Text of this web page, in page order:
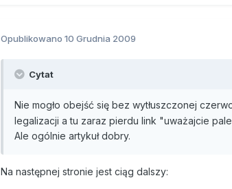
mówi profesor Nadelmann. Według niego to
Tym tropem poszły już władze Oakland. W
marihuanę. Płacą 18 dolarów od każdego
z tego powodu w pierwszym roku o milion
który zasłynął wprowadzeniem surowych
świeci pustkami, z pewnością nie jest czystym
Opublikowano 10 Grudnia 2009
Cytat
Nie mogło obejść się bez wytłuszczonej
legalizacji a tu zaraz pierdu link "uważajcie
Ale ogólnie artykuł dobry.
Na następnej stronie jest ciąg dalszy: